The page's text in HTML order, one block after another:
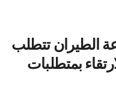
الطيران تتطلب
بمتطلبات